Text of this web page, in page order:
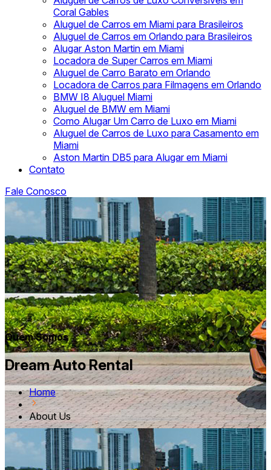
Coral Gables
Aluguel de Carros em Miami para Brasileiros
Aluguel de Carros em Orlando para Brasileiros
Alugar Aston Martin em Miami
Locadora de Super Carros em Miami
Aluguel de Carro Barato em Orlando
Locadora de Carros para Filmagens em Orlando
BMW I8 Aluguel Miami
Aluguel de BMW em Miami
Como Alugar Um Carro de Luxo em Miami
Aluguel de Carros de Luxo para Casamento em
Miami
Aston Martin DB5 para Alugar em Miami
Contato
Fale Conosco
Quem Somos
Dream Auto Rental
Home
About Us